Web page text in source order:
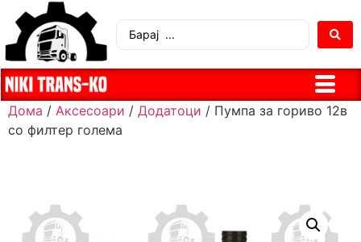
Дома / Аксесоари / Додатоци / Пумпа за гориво 12в
со филтер голема